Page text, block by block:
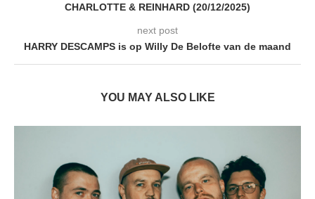
CHARLOTTE & REINHARD (20/12/2025)
next post
HARRY DESCAMPS is op Willy De Belofte van de maand
YOU MAY ALSO LIKE